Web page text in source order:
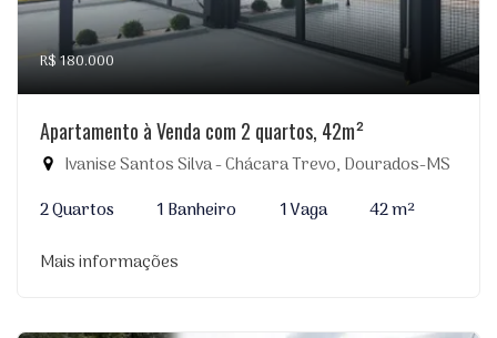
R$ 180.000
Apartamento à Venda com 2 quartos, 42m²
Ivanise Santos Silva - Chácara Trevo, Dourados-MS
2 Quartos
1 Banheiro 1 Vaga
42 m²
Mais informações